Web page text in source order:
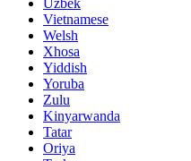
Uzbek
Vietnamese
Welsh
Xhosa
Yiddish
Yoruba
Zulu
Kinyarwanda
Tatar
Oriya